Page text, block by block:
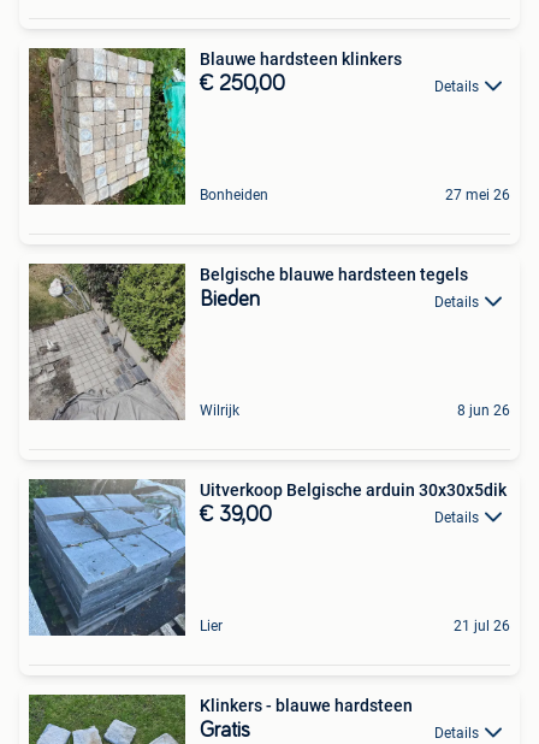
Blauwe hardsteen klinkers
€ 250,00 Details
Bonheiden 27 mei 26
Belgische blauwe hardsteen tegels
Bieden Details
Wilrijk 8 jun 26
Uitverkoop Belgische arduin 30x30x5dik
€ 39,00 Details
Lier 21 jul 26
Klinkers - blauwe hardsteen
Gratis Details